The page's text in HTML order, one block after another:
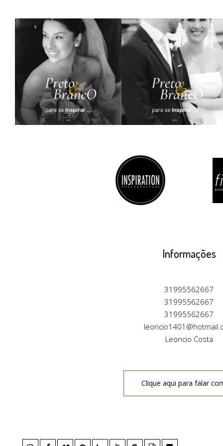
Informações
31995562667
31995562667
31995562667
Leoncio Costa
Clique aqui para falar